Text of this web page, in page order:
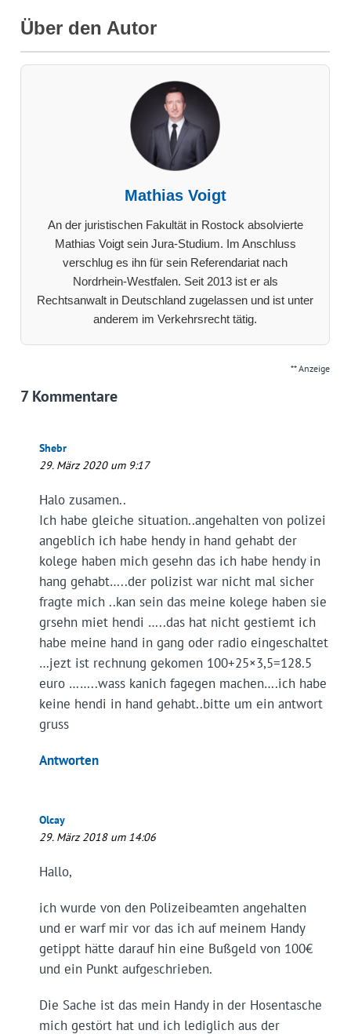
Über den Autor
Mathias Voigt
An der juristischen Fakultät in Rostock absolvierte
Mathias Voigt sein Jura-Studium. Im Anschluss
verschlug es ihn für sein Referendariat nach
Nordrhein-Westfalen. Seit 2013 ist er als
Rechtsanwalt in Deutschland zugelassen und ist unter
anderem im Verkehrsrecht tätig.
** Anzeige
7 Kommentare
Shebr
29. März 2020 um 9:17
Halo zusamen..
Ich habe gleiche situation..angehalten von polizei
angeblich ich habe hendy in hand gehabt der
kolege haben mich gesehn das ich habe hendy in
hang gehabt…..der polizist war nicht mal sicher
fragte mich ..kan sein das meine kolege haben sie
grsehn miet hendi …..das hat nicht gestiemt ich
habe meine hand in gang oder radio eingeschaltet
…jezt ist rechnung gekomen 100+25×3,5=128.5
euro ……..wass kanich fagegen machen….ich habe
keine hendi in hand gehabt..bitte um ein antwort
gruss
Antworten
Olcay
29. März 2018 um 14:06
Hallo,
ich wurde von den Polizeibeamten angehalten
und er warf mir vor das ich auf meinem Handy
getippt hätte darauf hin eine Bußgeld von 100€
und ein Punkt aufgeschrieben.
Die Sache ist das mein Handy in der Hosentasche
mich gestört hat und ich lediglich aus der